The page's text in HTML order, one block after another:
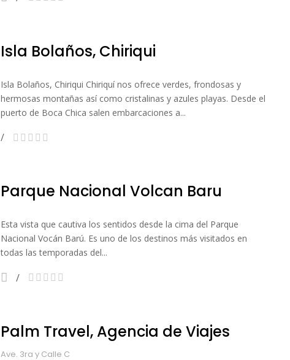
Isla Bolaños, Chiriqui
Isla Bolaños, Chiriqui Chiriquí nos ofrece verdes, frondosas y
hermosas montañas así como cristalinas y azules playas. Desde el
puerto de Boca Chica salen embarcaciones a...
Parque Nacional Volcan Baru
Esta vista que cautiva los sentidos desde la cima del Parque
Nacional Vocán Barú. Es uno de los destinos más visitados en
todas las temporadas del...
Palm Travel, Agencia de Viajes
Ave. 3ra y Calle C